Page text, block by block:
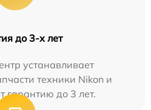
до 3-х лет
устанавливает
техники Nikon и
гарантию до 3 лет.